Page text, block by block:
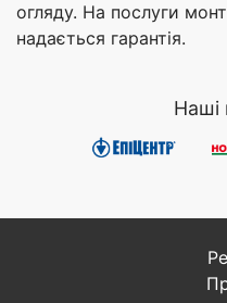
огляду. На послуги
надається гарантія.
Наші